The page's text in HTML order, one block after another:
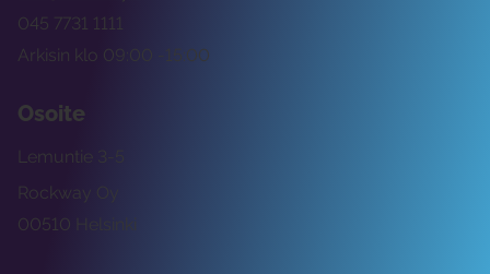
Arkisin klo 09:00 -15:00
045 7731 1111
Osoite
Rockway Oy
Lemuntie 3-5
00510 Helsinki